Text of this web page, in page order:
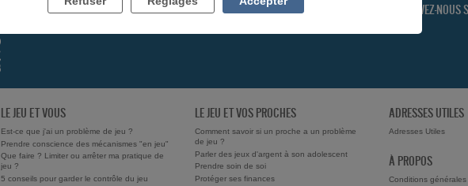
SUIVEZ-NOUS
LE JEU ET VOUS
Est-ce que j'ai un problème de jeu ?
Prendre conscience des mécanismes "en jeu"
Que faire ? Limiter ou arrêter ma pratique de
jeu ?
5 conseils pour garder le contrôle du jeu
LE JEU ET VOS PROCHES
Comment savoir si un proche a un problème
de jeu ?
Parler des jeux d'argent à son adolescent
Prendre soin de soi
Protéger ses finances
ADRESSES UTILES
Adresses Utiles
À PROPOS
Conditions générales